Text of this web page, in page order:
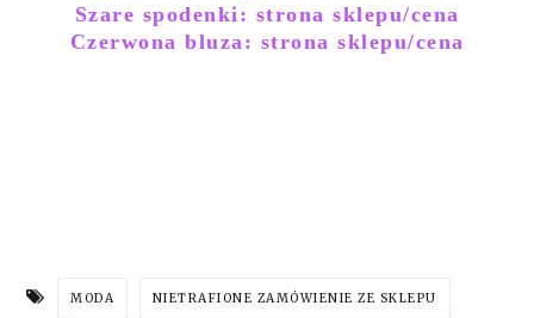
Szare spodenki: strona sklepu/cena
Czerwona bluza: strona sklepu/cena
MODA NIETRAFIONE ZAMÓWIENIE ZE SKLEPU